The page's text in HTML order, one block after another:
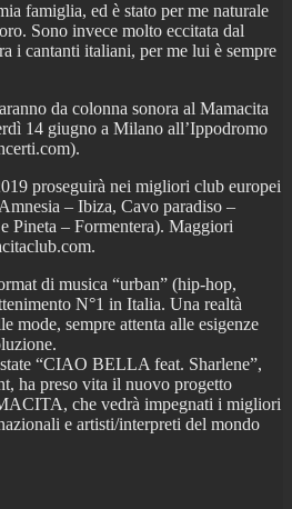
famiglia, ed è stato per me naturale
Sono invece molto eccitata dal
i cantanti italiani, per me lui è sempre
da colonna sonora al Mamacita
14 giugno a Milano all’Ippodromo
proseguirà nei migliori club europei
– Ibiza, Cavo paradiso –
Pineta – Formentera). Maggiori
di musica “urban” (hip-hop,
N°1 in Italia. Una realtà
mode, sempre attenta alle esigenze
“CIAO BELLA feat. Sharlene”,
ha preso vita il nuovo progetto
che vedrà impegnati i migliori
e artisti/interpreti del mondo